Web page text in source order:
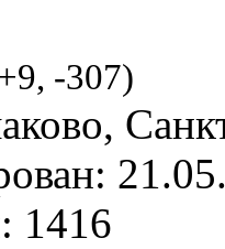
, -307)
1416